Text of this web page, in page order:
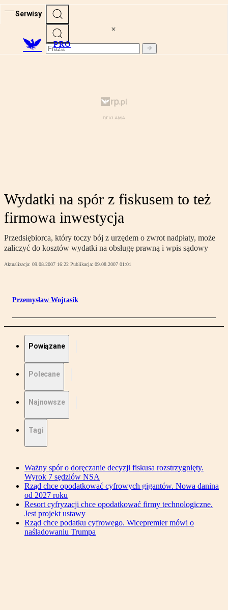
Serwisy
PRO
Wydatki na spór z fiskusem to też
firmowa inwestycja
Przedsiębiorca, który toczy bój z urzędem o zwrot nadpłaty, może
zaliczyć do kosztów wydatki na obsługę prawną i wpis sądowy
Aktualizacja: 09.08.2007 16:22 Publikacja: 09.08.2007 01:01
Przemysław Wojtasik
Powiązane
Polecane
Najnowsze
Tagi
Ważny spór o doręczanie decyzji fiskusa rozstrzygnięty.
Wyrok 7 sędziów NSA
Rząd chce opodatkować cyfrowych gigantów. Nowa danina
od 2027 roku
Resort cyfryzacji chce opodatkować firmy technologiczne.
Jest projekt ustawy
Rząd chce podatku cyfrowego. Wicepremier mówi o
naśladowaniu Trumpa